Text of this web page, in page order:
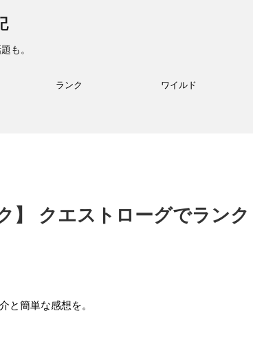
も。
ランク ワイルド
】 クエストローグでランク
と簡単な感想を。